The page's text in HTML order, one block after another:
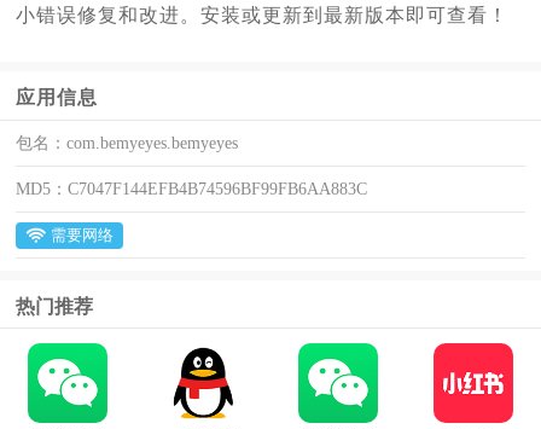
小错误修复和改进。安装或更新到最新版本即可查看！
应用信息
包名：com.bemyeyes.bemyeyes
MD5：C7047F144EFB4B74596BF99FB6AA883C
需要网络
热门推荐